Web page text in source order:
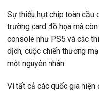
Sự thiếu hụt chip toàn cầu
trường card đồ họa mà
console như PS5 và các
dịch, cuộc chiến thương
một nguyên nhân.
Vì tất cả các quốc gia